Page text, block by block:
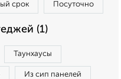
срок Посуточно
(1)
Таунхаусы
Из сип панелей